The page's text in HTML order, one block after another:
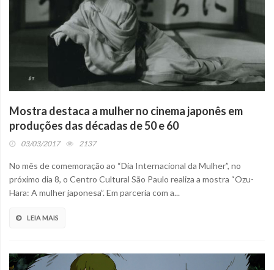
Mostra destaca a mulher no cinema japonês em
produções das décadas de 50 e 60
03/03/2017 2137
No mês de comemoração ao “Dia Internacional da Mulher”, no
próximo dia 8, o Centro Cultural São Paulo realiza a mostra “Ozu-
Hara: A mulher japonesa”. Em parceria com a...
LEIA MAIS